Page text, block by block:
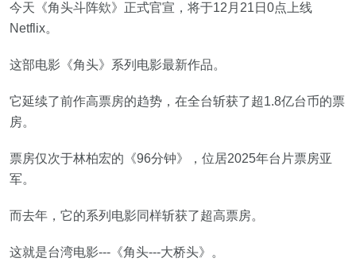
今天《角头斗阵欸》正式官宣，将于12月21日0点上线
Netflix。
这部电影《角头》系列电影最新作品。
它延续了前作高票房的趋势，在全台斩获了超1.8亿台币的票
房。
票房仅次于林柏宏的《96分钟》，位居2025年台片票房亚
军。
而去年，它的系列电影同样斩获了超高票房。
这就是台湾电影---《角头---大桥头》。